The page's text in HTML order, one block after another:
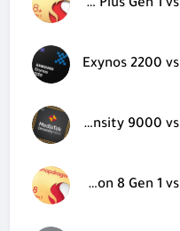
Snapdragon 8 Plus Gen 1 vs Dimensity 9000 Plus
Exynos 2200
Dimensity 9000 vs Dimensity 9000 Plus
Snapdragon 8 Gen 1 vs Dimensity 9000 Plus